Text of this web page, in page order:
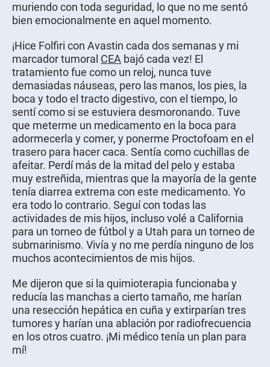
muriendo con toda seguridad, lo que no me sentó
bien emocionalmente en aquel momento.
¡Hice Folfiri con Avastin cada dos semanas y mi
marcador tumoral CEA bajó cada vez! El
tratamiento fue como un reloj, nunca tuve
demasiadas náuseas, pero las manos, los pies, la
boca y todo el tracto digestivo, con el tiempo, lo
sentí como si se estuviera desmoronando. Tuve
que meterme un medicamento en la boca para
adormecerla y comer, y ponerme Proctofoam en el
trasero para hacer caca. Sentía como cuchillas de
afeitar. Perdí más de la mitad del pelo y estaba
muy estreñida, mientras que la mayoría de la gente
tenía diarrea extrema con este medicamento. Yo
era todo lo contrario. Seguí con todas las
actividades de mis hijos, incluso volé a California
para un torneo de fútbol y a Utah para un torneo de
submarinismo. Vivía y no me perdía ninguno de los
muchos acontecimientos de mis hijos.
Me dijeron que si la quimioterapia funcionaba y
reducía las manchas a cierto tamaño, me harían
una resección hepática en cuña y extirparían tres
tumores y harían una ablación por radiofrecuencia
en los otros cuatro. ¡Mi médico tenía un plan para
mí!